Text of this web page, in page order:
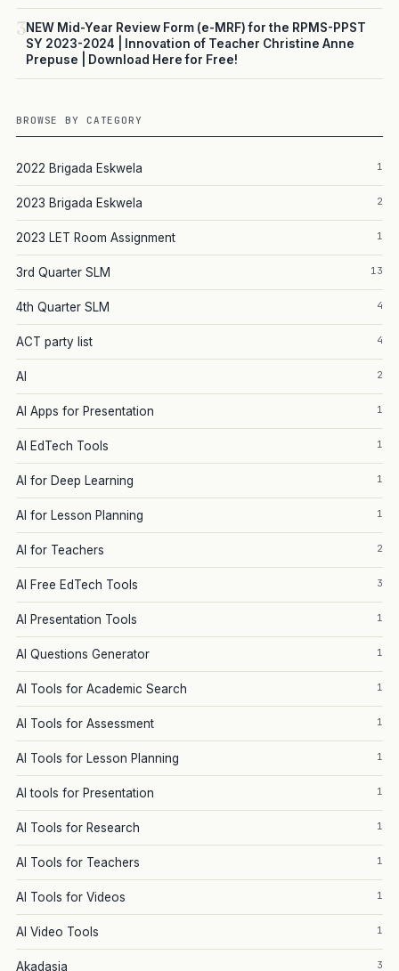
3NEW Mid-Year Review Form (e-MRF) for the RPMS-PPST
SY 2023-2024 | Innovation of Teacher Christine Anne
Prepuse | Download Here for Free!
BROWSE BY CATEGORY
2022 Brigada Eskwela 1
2023 Brigada Eskwela 2
2023 LET Room Assignment 1
3rd Quarter SLM 13
4th Quarter SLM 4
ACT party list 4
AI 2
AI Apps for Presentation 1
AI EdTech Tools 1
AI for Deep Learning 1
AI for Lesson Planning 1
AI for Teachers 2
AI Free EdTech Tools 3
AI Presentation Tools 1
AI Questions Generator 1
AI Tools for Academic Search 1
AI Tools for Assessment 1
AI Tools for Lesson Planning 1
AI tools for Presentation 1
AI Tools for Research 1
AI Tools for Teachers 1
AI Tools for Videos 1
AI Video Tools 1
Akadasia 3